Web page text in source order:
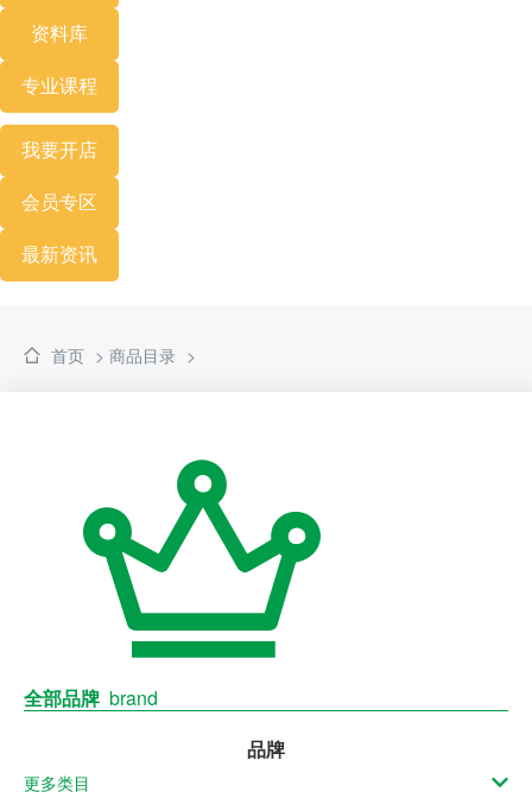
资料库
专业课程
我要开店
会员专区
最新资讯
首页 > 商品目录 >
全部品牌 brand
品牌
更多类目